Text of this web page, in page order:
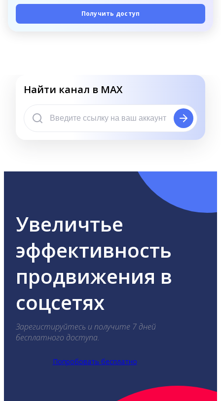
Получить доступ
Найти канал в MAX
Увеличтье
эффективность
продвижения в
соцсетях
Зарегистируйтесь и получите 7 дней
бесплатного доступа.
Попробовать бесплатно